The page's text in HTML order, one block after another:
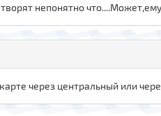
непонятно что....Может,ему
через центральный или